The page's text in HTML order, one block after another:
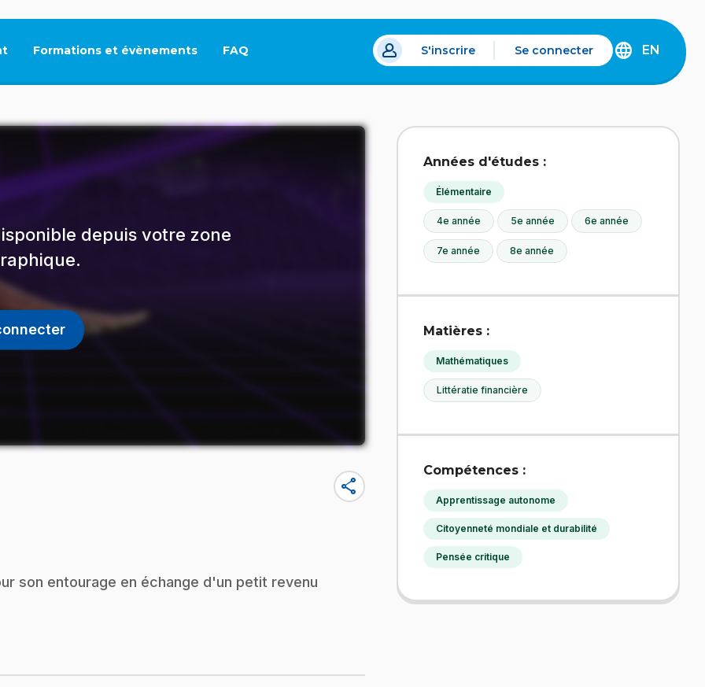
Formations et évènements FAQ
Ce lien s'ouvrira dans un nouvel onglet.
S'inscrire Se connecter
DISCOVER
EN
depuis votre zone
share
son entourage en échange d'un petit revenu
Années d'études :
Élémentaire
4e année 5e année 6e année
7e année 8e année
Matières :
Mathématiques
Littératie financière
Compétences :
Apprentissage autonome
Citoyenneté mondiale et durabilité
Pensée critique